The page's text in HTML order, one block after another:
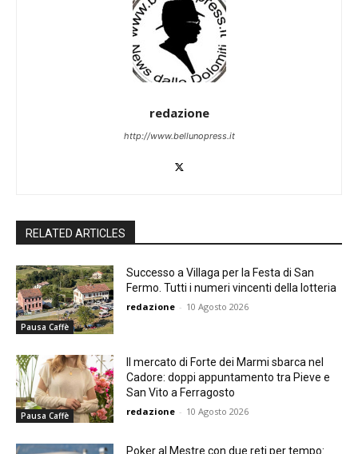
redazione
http://www.bellunopress.it
RELATED ARTICLES
Pausa Caffè
Successo a Villaga per la Festa di San
Fermo. Tutti i numeri vincenti della lotteria
redazione - 10 Agosto 2026
Pausa Caffè
Il mercato di Forte dei Marmi sbarca nel
Cadore: doppi appuntamento tra Pieve e
San Vito a Ferragosto
redazione - 10 Agosto 2026
Poker al Mestre con due reti per tempo: